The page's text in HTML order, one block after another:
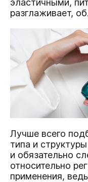
эластичными,
разглаживает,
Лучше всего
типа и
и обязательно
относительно
применения,